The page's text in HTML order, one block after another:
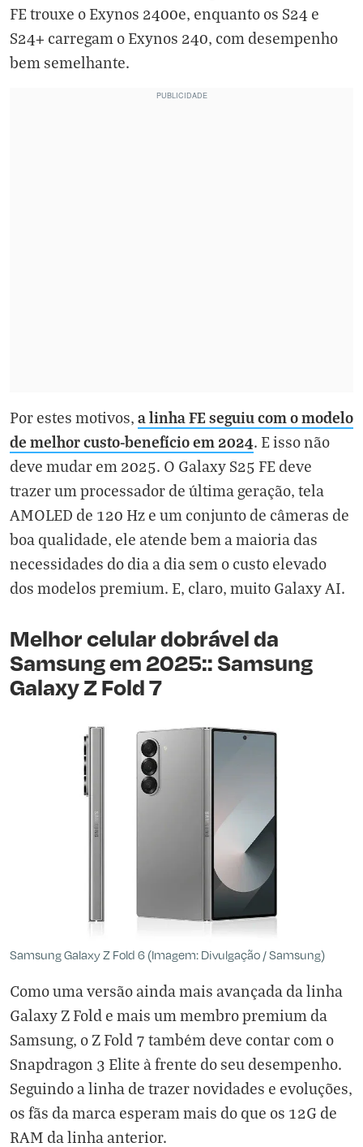
FE trouxe o Exynos 2400e, enquanto os S24 e
S24+ carregam o Exynos 240, com desempenho
bem semelhante.
Por estes motivos, a linha FE seguiu com o modelo
de melhor custo-benefício em 2024. E isso não
deve mudar em 2025. O Galaxy S25 FE deve
trazer um processador de última geração, tela
AMOLED de 120 Hz e um conjunto de câmeras de
boa qualidade, ele atende bem a maioria das
necessidades do dia a dia sem o custo elevado
dos modelos premium. E, claro, muito Galaxy AI.
Melhor celular dobrável da
Samsung em 2025:: Samsung
Galaxy Z Fold 7
Samsung Galaxy Z Fold 6 (Imagem: Divulgação / Samsung)
Como uma versão ainda mais avançada da linha
Galaxy Z Fold e mais um membro premium da
Samsung, o Z Fold 7 também deve contar com o
Snapdragon 3 Elite à frente do seu desempenho.
Seguindo a linha de trazer novidades e evoluções,
os fãs da marca esperam mais do que os 12G de
RAM da linha anterior.